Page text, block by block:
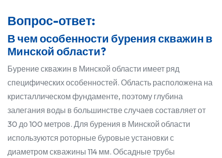
Вопрос-ответ:
В чем особенности бурения скважин в
Минской области?
Бурение скважин в Минской области имеет ряд
специфических особенностей. Область расположена на
кристаллическом фундаменте, поэтому глубина
залегания воды в большинстве случаев составляет от
30 до 100 метров. Для бурения в Минской области
используются роторные буровые установки с
диаметром скважины 114 мм. Обсадные трубы